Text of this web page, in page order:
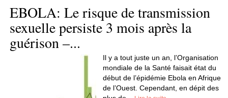
EBOLA: Le risque de transmission
sexuelle persiste 3 mois après la
guérison –...
Il y a tout juste un an, l’Organisation
mondiale de la Santé faisait état du
début de l’épidémie Ebola en Afrique
de l’Ouest. Cependant, en dépit des